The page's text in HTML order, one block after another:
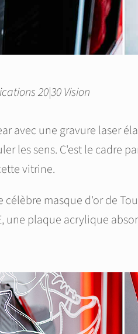
20|30 Vision
avec une gravure laser
les sens. C'est le cadre
vitrine.
célèbre masque d'or de
une plaque acrylique